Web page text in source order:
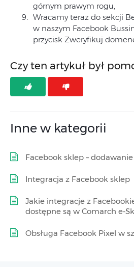
górnym prawym rogu,
Wracamy teraz do sekcji
w naszym Facebook
przycisk Zweryfikuj
Czy ten artykuł był
Inne w kategorii
Facebook sklep –
Integracja z Facebook sklep
Jakie integracje z
dostępne są w Comarch e-
Obsługa Facebook Pixel w